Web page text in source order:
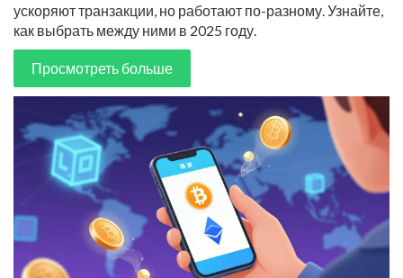
ускоряют транзакции, но работают по-разному. Узнайте,
как выбрать между ними в 2025 году.
Просмотреть больше